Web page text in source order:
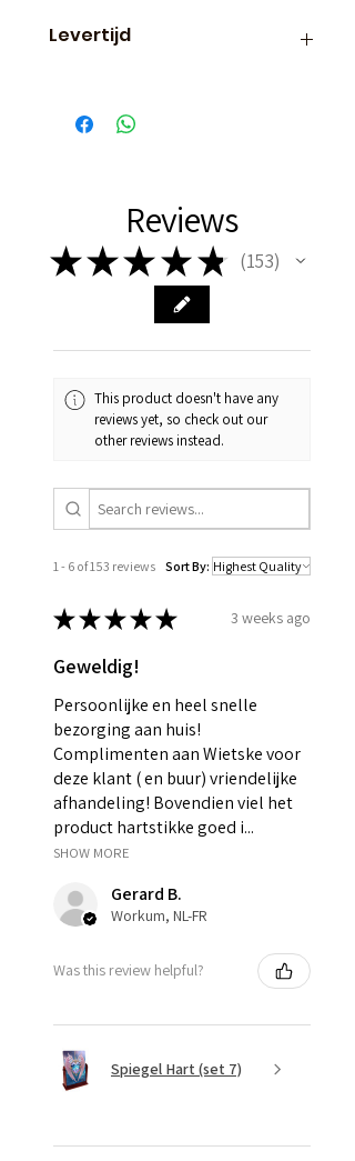
Levertijd
vaak de volgende dag al in
huis!
Reviews
★★★ ★ ★ 153
153
This product doesn't have any
reviews yet, so check out our
other reviews instead.
1 - 6 of 153 reviews Sort By:
★★★★★ 3 weeks ago
Geweldig!
Persoonlijke en heel snelle
bezorging aan huis!
Complimenten aan Wietske voor
deze klant ( en buur) vriendelijke
afhandeling! Bovendien viel het
product hartstikke goed i...
SHOW MORE
Gerard B.
Workum, NL-FR
Was this review helpful?
Spiegel Hart (set 7)